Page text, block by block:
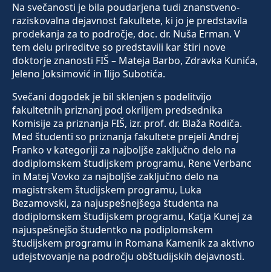
Na svečanosti je bila poudarjena tudi znanstveno-
raziskovalna dejavnost fakultete, ki jo je predstavila
prodekanja za to področje, doc. dr. Nuša Erman. V
tem delu prireditve so predstavili kar štiri nove
doktorje znanosti FIŠ – Mateja Barbo, Zdravka Kunića,
Jeleno Joksimović in Ilijo Subotića.
Svečani dogodek je bil sklenjen s podelitvijo
fakultetnih priznanj pod okriljem predsednika
Komisije za priznanja FIŠ, izr. prof. dr. Blaža Rodiča.
Med študenti so priznanja fakultete prejeli Andrej
Franko v kategoriji za najboljše zaključno delo na
dodiplomskem študijskem programu, Rene Verbanc
in Matej Vovko za najboljše zaključno delo na
magistrskem študijskem programu, Luka
Bezamovski, za najuspešnejšega študenta na
dodiplomskem študijskem programu, Katja Kunej za
najuspešnejšo študentko na podiplomskem
študijskem programu in Romana Kamenik za aktivno
udejstvovanje na področju obštudijskih dejavnosti.